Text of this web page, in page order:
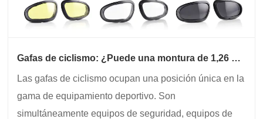
Gafas de ciclismo: ¿Puede una montura de 1,26 oz
protección UV400 y cambio instantáneo de lentes?
Introducción
Las gafas de ciclismo ocupan una posición única en la
gama de equipamiento deportivo. Son
simultáneamente equipos de seguridad, equipos de